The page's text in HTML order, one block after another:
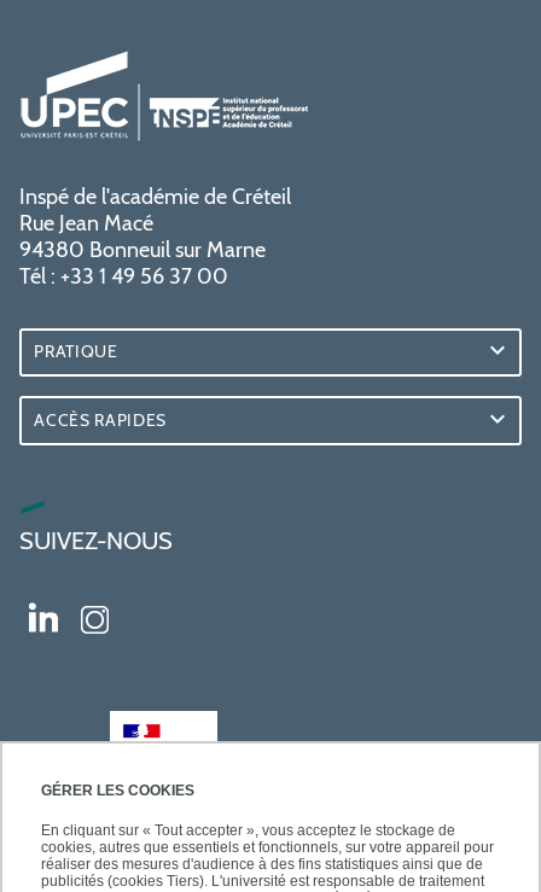
GÉRER LES COOKIES
En cliquant sur « Tout accepter », vous acceptez le stockage de
cookies, autres que essentiels et fonctionnels, sur votre appareil pour
réaliser des mesures d'audience à des fins statistiques ainsi que de
publicités (cookies Tiers). L'université est responsable de traitement
Inspé de l'académie de Créteil
Rue Jean Macé
94380 Bonneuil sur Marne
Tél : +33 1 49 56 37 00
PRATIQUE
ACCÈS RAPIDES
SUIVEZ-NOUS